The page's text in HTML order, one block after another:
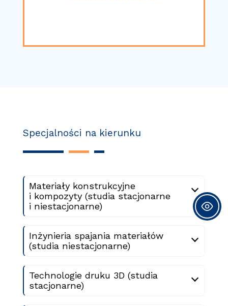
Specjalności na kierunku
Materiały konstrukcyjne
i kompozyty (studia stacjonarne
i niestacjonarne)
Inżynieria spajania materiałów
(studia niestacjonarne)
Technologie druku 3D (studia
stacjonarne)